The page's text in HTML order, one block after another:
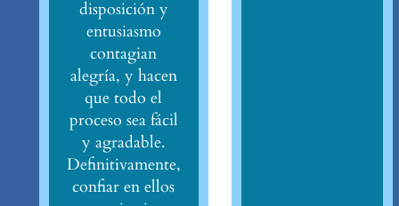
disposición y
entusiasmo
contagian
alegría, y hacen
que todo el
proceso sea fácil
y agradable.
Definitivamente,
confiar en ellos